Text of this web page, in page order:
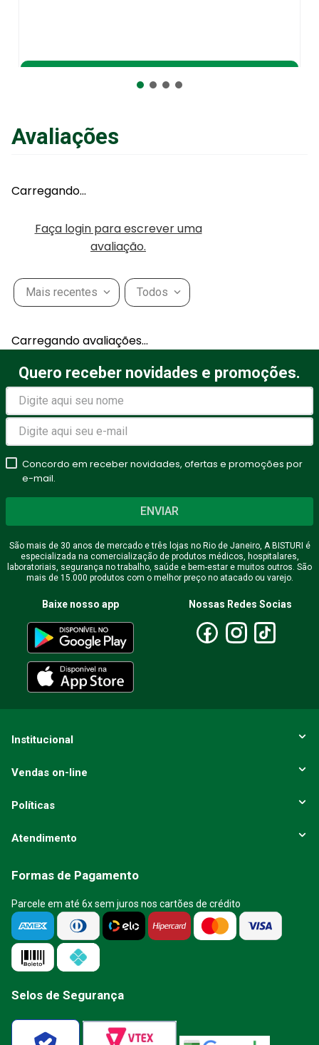
Avaliações
Carregando…
Faça login para escrever uma
avaliação.
Mais recentes Todos
Carregando avaliações…
Quero receber novidades e promoções.
Concordo em receber novidades, ofertas e promoções por
e-mail.
ENVIAR
São mais de 30 anos de mercado e três lojas no Rio de Janeiro, A BISTURI é
especializada na comercialização de produtos médicos, hospitalares,
laboratoriais, segurança no trabalho, saúde e bem-estar e muitos outros. São
mais de 15.000 produtos com o melhor preço no atacado ou varejo.
Baixe nosso app Nossas Redes Socias
Institucional
Vendas on-line
Políticas
Atendimento
Formas de Pagamento
Parcele em até 6x sem juros nos cartões de crédito
Selos de Segurança